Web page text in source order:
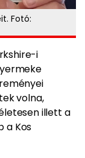
Fotó:
i
volna,
illett a
a Kos